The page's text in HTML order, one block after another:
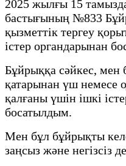
2025 жылғы 15
бастығының №833
қызметтік тергеу
істер органдарынан
Бұйрыққа сәйкес, мен
қатарынан үш немесе
қалғаны үшін ішкі
босатылдым.
Мен бұл бұйрықты
заңсыз және негізсіз